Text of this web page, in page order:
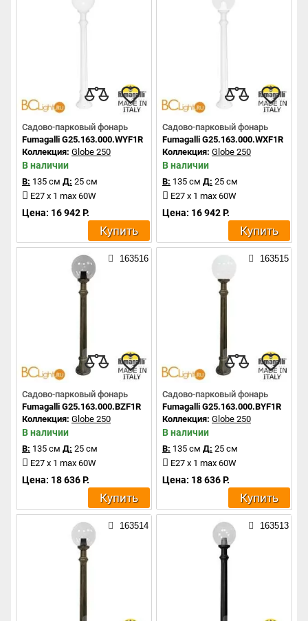
Садово-парковый фонарь
Fumagalli G25.163.000.WYF1R
Коллекция: Globe 250
В наличии
В: 135 см Д: 25 см
E27 x 1 max 60W
Цена: 16 942 Р.
Купить
Садово-парковый фонарь
Fumagalli G25.163.000.WXF1R
Коллекция: Globe 250
В наличии
В: 135 см Д: 25 см
E27 x 1 max 60W
Цена: 16 942 Р.
Купить
163516
Садово-парковый фонарь
Fumagalli G25.163.000.BZF1R
Коллекция: Globe 250
В наличии
В: 135 см Д: 25 см
E27 x 1 max 60W
Цена: 18 636 Р.
Купить
163515
Садово-парковый фонарь
Fumagalli G25.163.000.BYF1R
Коллекция: Globe 250
В наличии
В: 135 см Д: 25 см
E27 x 1 max 60W
Цена: 18 636 Р.
Купить
163514 163513